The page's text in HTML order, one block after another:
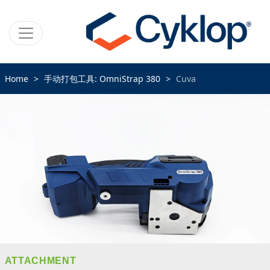
Home 手动打包工具: OmniStrap 380 Cuva
ATTACHMENT